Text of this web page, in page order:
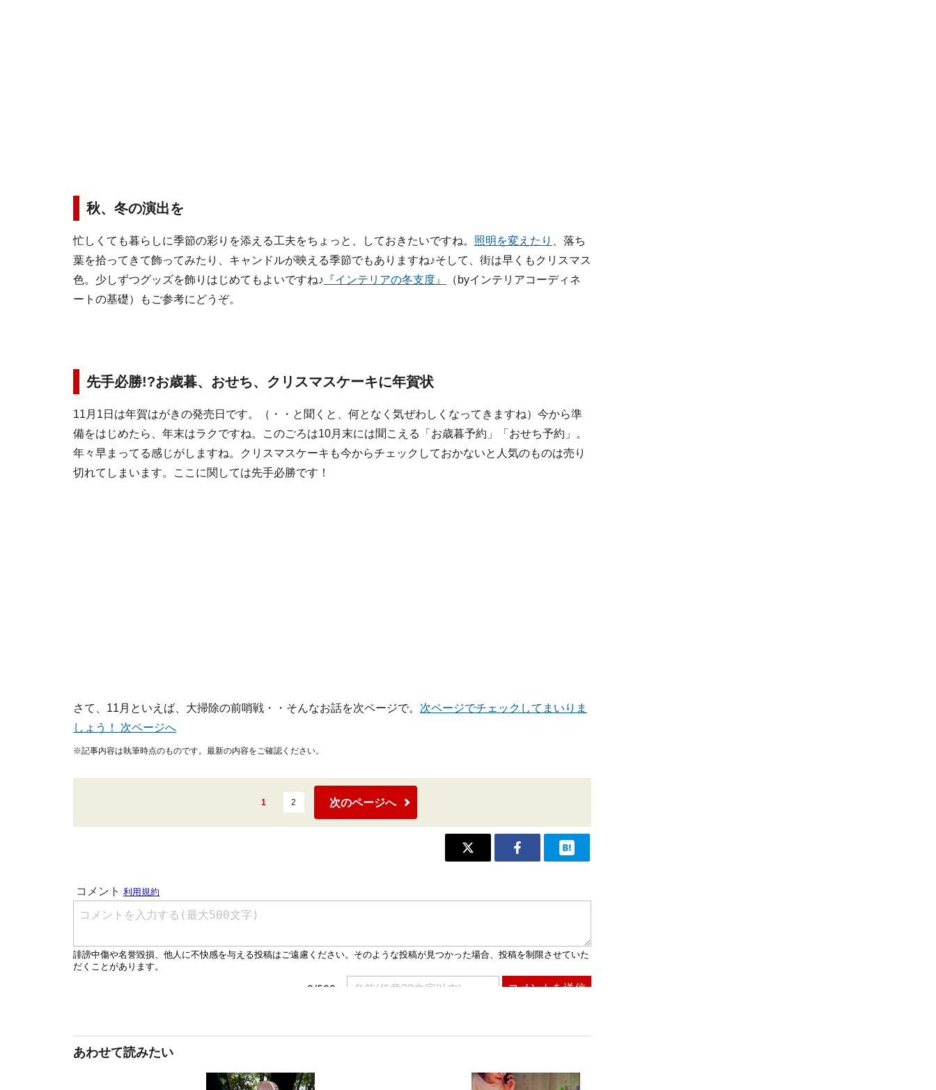
秋、冬の演出を
忙しくても暮らしに季節の彩りを添える工夫をちょっと、しておきたいですね。 照明を変えたり
、落ち
葉を拾ってきて飾ってみたり、キャンドルが映える季節でもありますね♪そして、街は早くもクリスマス
色。少しずつグッズを飾りはじめてもよいですね♪ 『インテリアの冬支度』
（byインテリアコーディネ
ートの基礎）もご参考にどうぞ。
先手必勝!?お歳暮、おせち、クリスマスケーキに年賀状
11月1日は年賀はがきの発売日です。（・・と聞くと、何となく気ぜわしくなってきますね）今から準
備をはじめたら、年末はラクですね。このごろは10月末には聞こえる「お歳暮予約」「おせち予約」。
年々早まってる感じがしますね。クリスマスケーキも今からチェックしておかないと人気のものは売り
切れてしまいます。ここに関しては先手必勝です！
さて、11月といえば、大掃除の前哨戦・・そんなお話を次ページで。 次ページでチェックしてまいりま
しょう！ 次ページへ
※記事内容は執筆時点のものです。最新の内容をご確認ください。
1 2 次のページへ
あわせて読みたい